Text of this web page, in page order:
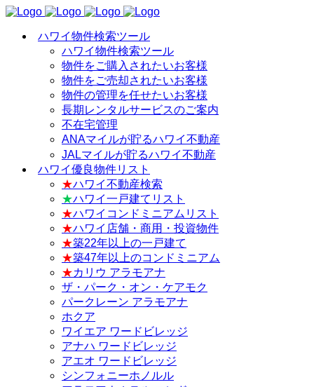
ハワイ物件検索ツール
ハワイ物件検索ツール
物件をご購入されたいお客様
物件をご売却されたいお客様
物件の管理を任せたいお客様
長期レンタルサービスのご案内
不在宅管理
ANAマイルが貯るハワイ不動産
JALマイルが貯るハワイ不動産
ハワイ優良物件リスト
★ハワイ不動産検索
★ハワイ一戸建てリスト
★ハワイコンドミニアムリスト
★ハワイ店舗・商用・投資物件
★築22年以上の一戸建て
★築47年以上のコンドミニアム
★カリウ アラモアナ
ザ・パーク・オン・ケアモク
パークレーン アラモアナ
ホクア
ワイエア ワードビレッジ
アナハ ワードビレッジ
アエオ ワードビレッジ
シンフォニーホノルル